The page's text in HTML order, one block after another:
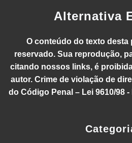
Alternativa
O conteúdo do texto desta
reservado. Sua reprodução,
citando nossos links, é
autor. Crime de violação de
do Código Penal – Lei 9610/98